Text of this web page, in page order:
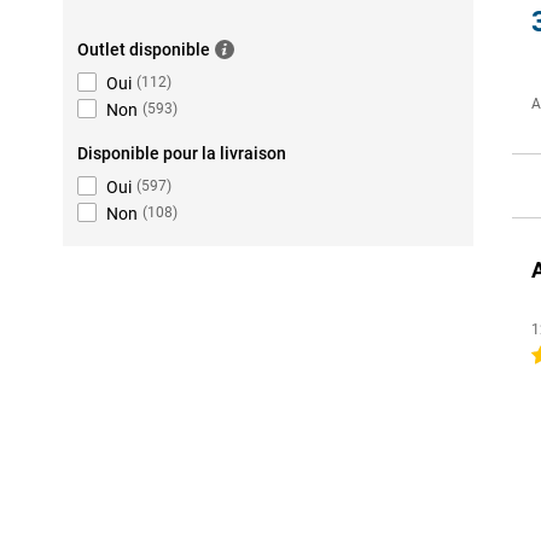
Outlet disponible
Oui (112)
Non (593)
Disponible pour la livraison
Oui (597)
Non (108)